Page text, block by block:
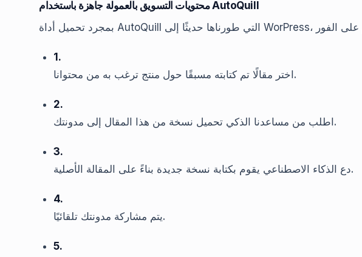
محتويات التسويق بالعمولة جاهزة باستخدام AutoQuill
1.
اختر مقالًا تم كتابته مسبقًا حول منتج ترغب به من محتوانا.
2.
اطلب من مساعدنا الذكي تحميل نسخة من هذا المقال إلى مدونتك.
3.
دع الذكاء الاصطناعي يقوم بكتابة نسخة جديدة بناءً على المقالة الأصلية.
4.
يتم مشاركة مدونتك تلقائيًا.
5.